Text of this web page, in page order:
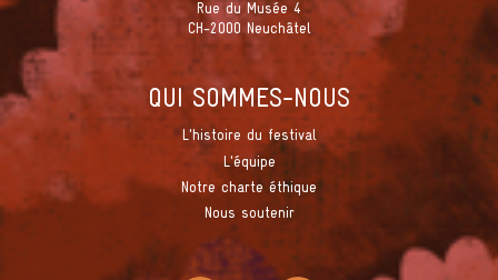
Rue du Musée 4
CH-2000 Neuchâtel
QUI SOMMES-NOUS
L'histoire du festival
L'équipe
Notre charte éthique
Nous soutenir